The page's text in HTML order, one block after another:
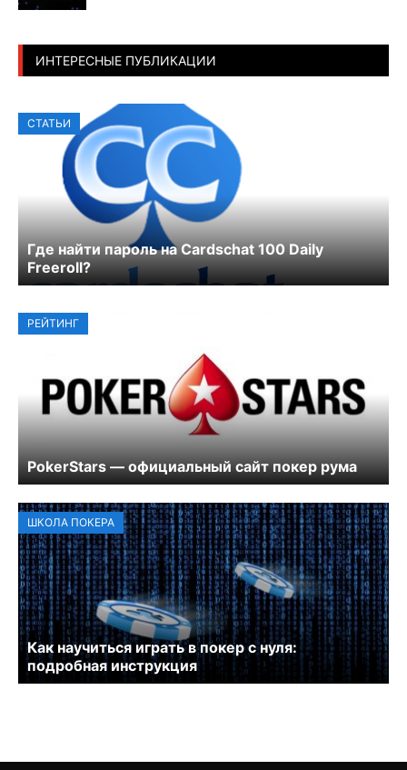
ИНТЕРЕСНЫЕ ПУБЛИКАЦИИ
СТАТЬИ
Где найти пароль на Cardschat 100 Daily
Freeroll?
РЕЙТИНГ
PokerStars — официальный сайт покер рума
ШКОЛА ПОКЕРА
Как научиться играть в покер с нуля:
подробная инструкция